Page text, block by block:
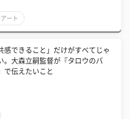
ート
感できること」だけがすべてじゃ
。大森立嗣監督が『タロウのバ
で伝えたいこと